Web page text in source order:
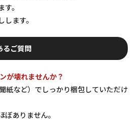
。
ます。
るご質問
が壊れませんか？
紙など）でしっかり梱包していただけ
ありません。